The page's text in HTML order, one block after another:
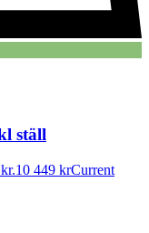
ställ
10 449 krCurrent